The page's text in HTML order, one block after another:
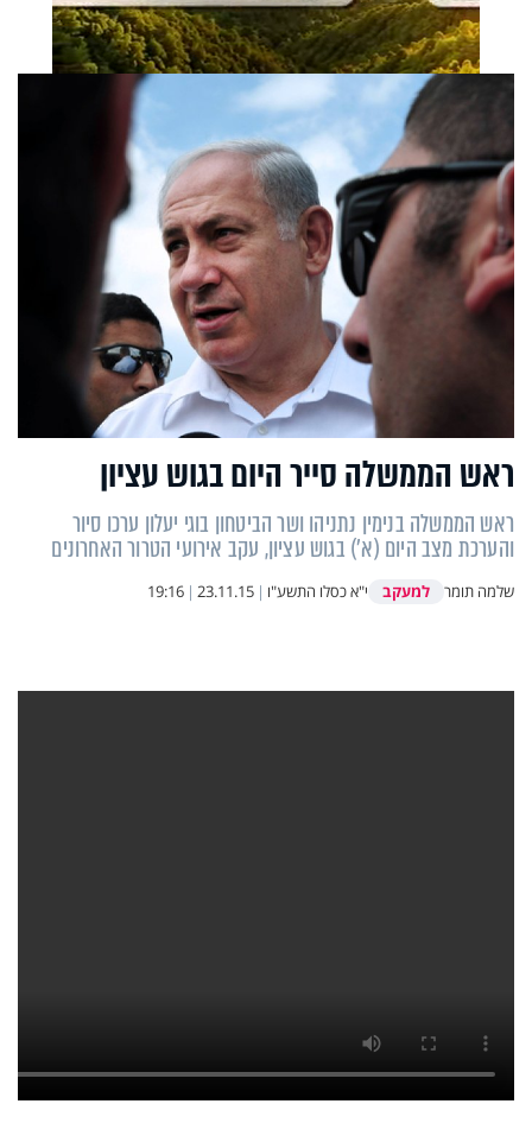
ראש הממשלה סייר היום בגוש עציון
ראש הממשלה בנימין נתניהו ושר הביטחון בוגי יעלון ערכו סיור
והערכת מצב היום (א') בגוש עציון, עקב אירועי הטרור האחרונים
שלמה תומר למעקב י"א כסלו התשע"ו |
23.11.15
|
19:16